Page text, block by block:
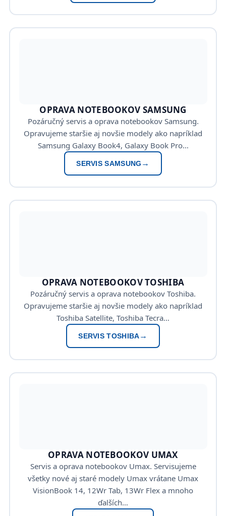
OPRAVA NOTEBOOKOV SAMSUNG
Pozáručný servis a oprava notebookov Samsung.
Opravujeme staršie aj novšie modely ako napríklad
Samsung Galaxy Book4, Galaxy Book Pro…
SERVIS SAMSUNG
OPRAVA NOTEBOOKOV TOSHIBA
Pozáručný servis a oprava notebookov Toshiba.
Opravujeme staršie aj novšie modely ako napríklad
Toshiba Satellite, Toshiba Tecra…
SERVIS TOSHIBA
OPRAVA NOTEBOOKOV UMAX
Servis a oprava notebookov Umax. Servisujeme
všetky nové aj staré modely Umax vrátane Umax
VisionBook 14, 12Wr Tab, 13Wr Flex a mnoho
ďalších…